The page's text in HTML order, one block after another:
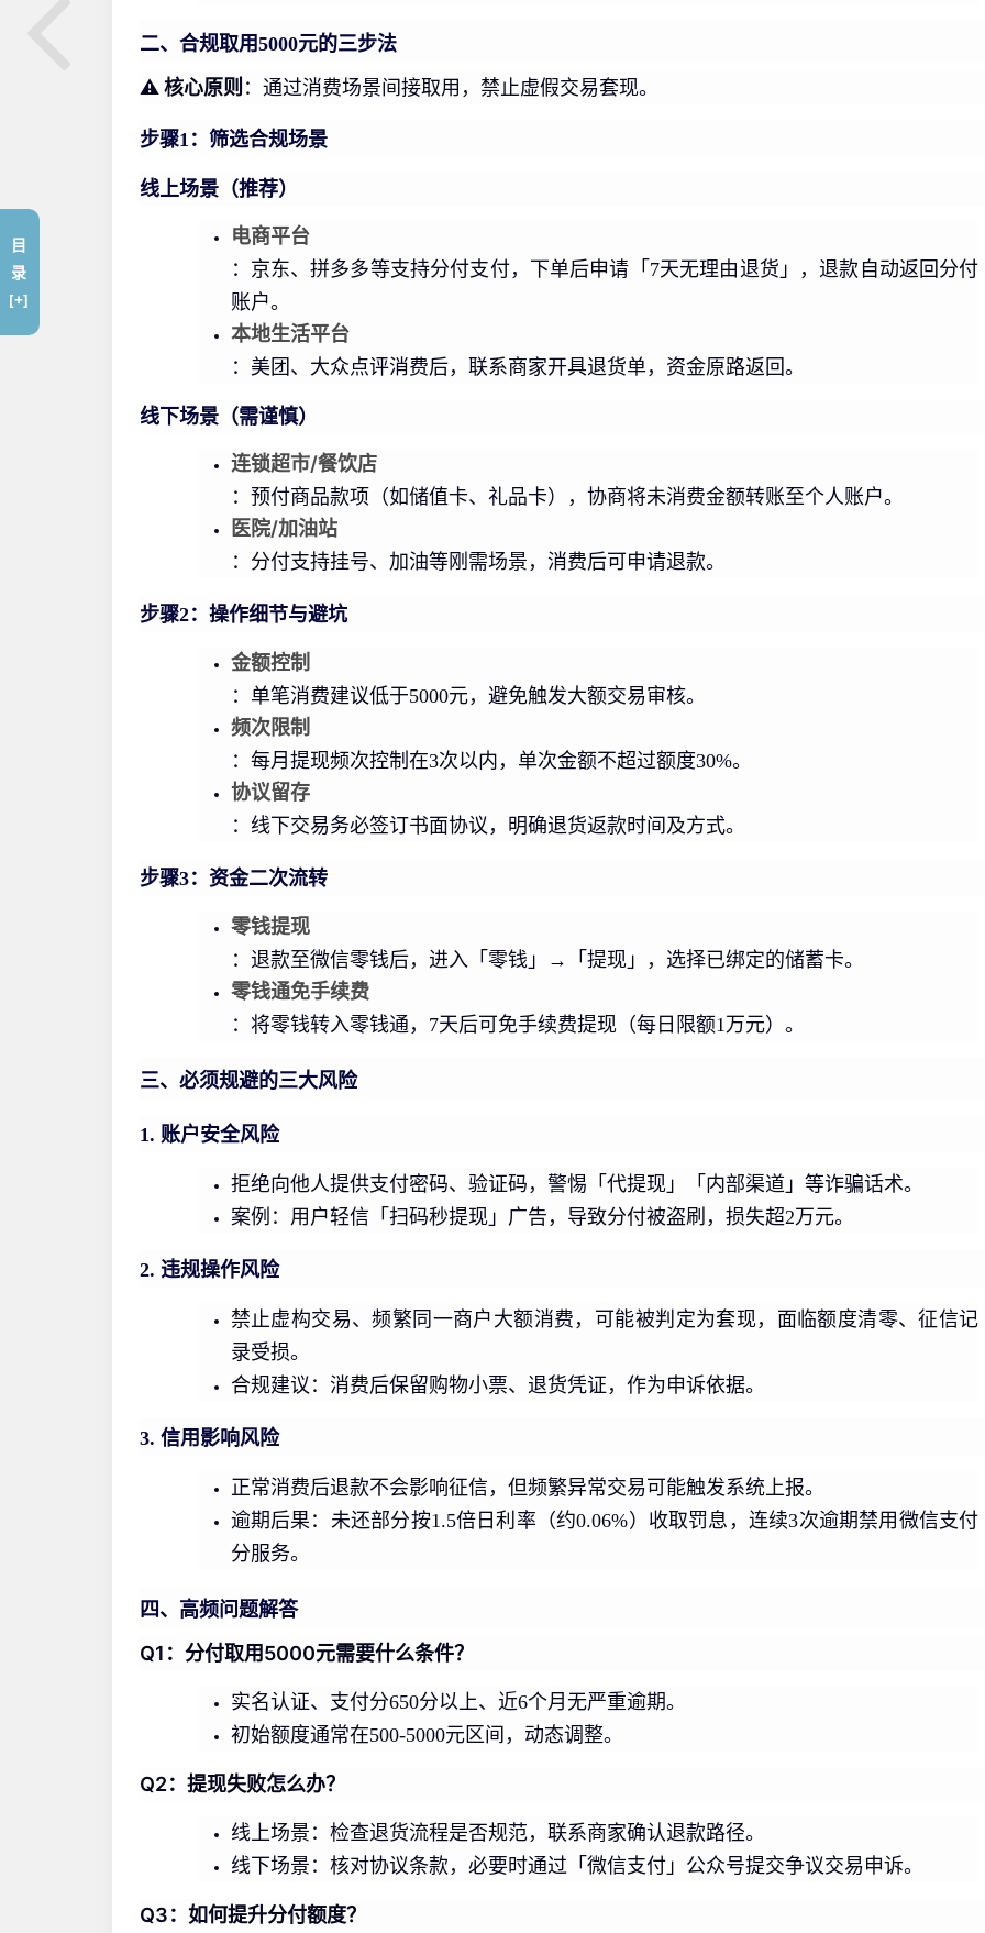
二、合规取用5000元的三步法
⚠️ 核心原则 ：通过消费场景间接取用，禁止虚假交易套现。
步骤1：筛选合规场景
线上场景（推荐）
电商平台
：京东、拼多多等支持分付支付，下单后申请「7天无理由退货」，退款自动返回分付
账户。
本地生活平台
：美团、大众点评消费后，联系商家开具退货单，资金原路返回。
线下场景（需谨慎）
连锁超市/餐饮店
：预付商品款项（如储值卡、礼品卡），协商将未消费金额转账至个人账户。
医院/加油站
：分付支持挂号、加油等刚需场景，消费后可申请退款。
步骤2：操作细节与避坑
金额控制
：单笔消费建议低于5000元，避免触发大额交易审核。
频次限制
：每月提现频次控制在3次以内，单次金额不超过额度30%。
协议留存
：线下交易务必签订书面协议，明确退货返款时间及方式。
步骤3：资金二次流转
零钱提现
：退款至微信零钱后，进入「零钱」→「提现」，选择已绑定的储蓄卡。
零钱通免手续费
：将零钱转入零钱通，7天后可免手续费提现（每日限额1万元）。
三、必须规避的三大风险
1. 账户安全风险
拒绝向他人提供支付密码、验证码，警惕「代提现」「内部渠道」等诈骗话术。
案例：用户轻信「扫码秒提现」广告，导致分付被盗刷，损失超2万元。
2. 违规操作风险
禁止虚构交易、频繁同一商户大额消费，可能被判定为套现，面临额度清零、征信记
录受损。
合规建议：消费后保留购物小票、退货凭证，作为申诉依据。
3. 信用影响风险
正常消费后退款不会影响征信，但频繁异常交易可能触发系统上报。
逾期后果：未还部分按1.5倍日利率（约0.06%）收取罚息，连续3次逾期禁用微信支付
分服务。
四、高频问题解答
Q1：分付取用5000元需要什么条件？
实名认证、支付分650分以上、近6个月无严重逾期。
初始额度通常在500-5000元区间，动态调整。
Q2：提现失败怎么办？
线上场景：检查退货流程是否规范，联系商家确认退款路径。
线下场景：核对协议条款，必要时通过「微信支付」公众号提交争议交易申诉。
Q3：如何提升分付额度？
目
录
[+]